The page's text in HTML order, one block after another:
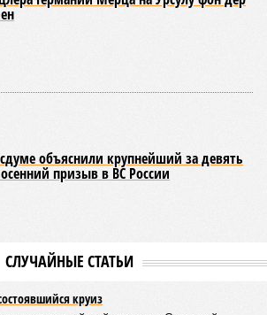
на российских железных дорогах не
разрыва концессии Пашинян со
партнёрами могут
проект на территории Армении
TRIPP, где будет создана
для управления путями, а
путей будут делиться плюс-
26% – Еревану).
публицист